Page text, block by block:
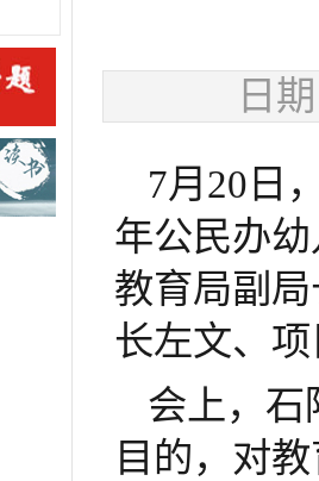
日
7月20日
年公民办
教育局副
长左文、
会上，石
目的，对